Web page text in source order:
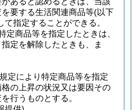
要する生活関連商品等(以下
て指定することができる。
定商品等を指定したときは、
指定を解除したときも、ま
定により特定商品等を指定
の上昇の状況又は要因その
行うものとする。